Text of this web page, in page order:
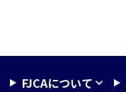
FJCAについて